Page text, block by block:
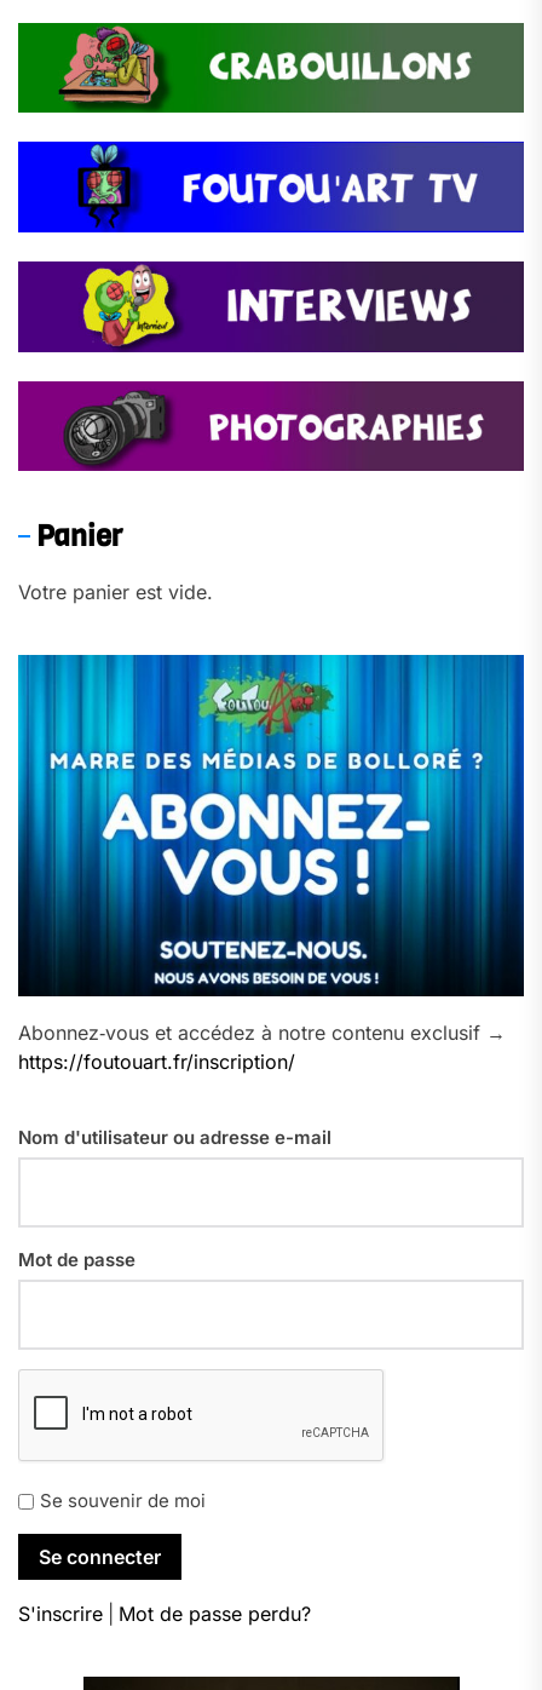
Panier
Votre panier est vide.
Abonnez‑vous et accédez à notre contenu exclusif →
https://foutouart.fr/inscription/
Nom d'utilisateur ou adresse e-mail
Mot de passe
Se souvenir de moi
S'inscrire Mot de passe perdu?